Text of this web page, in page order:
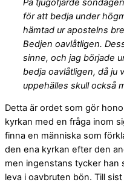
för att bedja under
hämtad ur apostelns
Bedjen oavlåtligen.
sinne, och jag började
bedja oavlåtligen, då ju
uppehälles skull också
Detta är ordet som gör
kyrkan med en fråga inom
finna en människa som
den ena kyrkan efter den
men ingenstans tycker han
leva i oavbruten bön. Till